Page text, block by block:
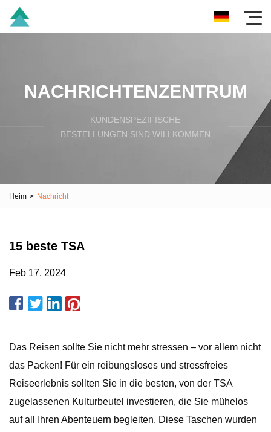
NACHRICHTENZENTRUM
KUNDENSPEZIFISCHE
BESTELLUNGEN SIND WILLKOMMEN
Heim > Nachricht
15 beste TSA
Feb 17, 2024
Das Reisen sollte Sie nicht mehr stressen – vor allem nicht
das Packen! Für ein reibungsloses und stressfreies
Reiseerlebnis sollten Sie in die besten, von der TSA
zugelassenen Kulturbeutel investieren, die Sie mühelos
auf all Ihren Abenteuern begleiten. Diese Taschen wurden